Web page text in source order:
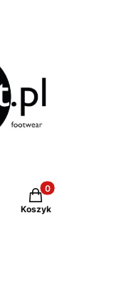
Produkty w
Koszyk